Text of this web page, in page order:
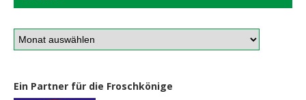
Ein Partner für die Froschkönige